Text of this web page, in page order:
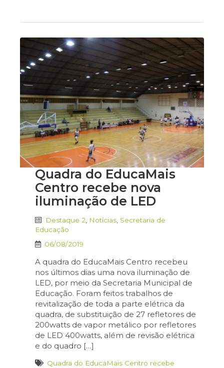
Quadra do EducaMais
Centro recebe nova
iluminação de LED
Destaque 2 Notícias Secretaria de
Educação
06/08/2019
A quadra do EducaMais Centro recebeu
nos últimos dias uma nova iluminação de
LED, por meio da Secretaria Municipal de
Educação. Foram feitos trabalhos de
revitalização de toda a parte elétrica da
quadra, de substituição de 27 refletores de
200watts de vapor metálico por refletores
de LED 400watts, além de revisão elétrica
e do quadro […]
Quadra do EducaMais Centro recebe